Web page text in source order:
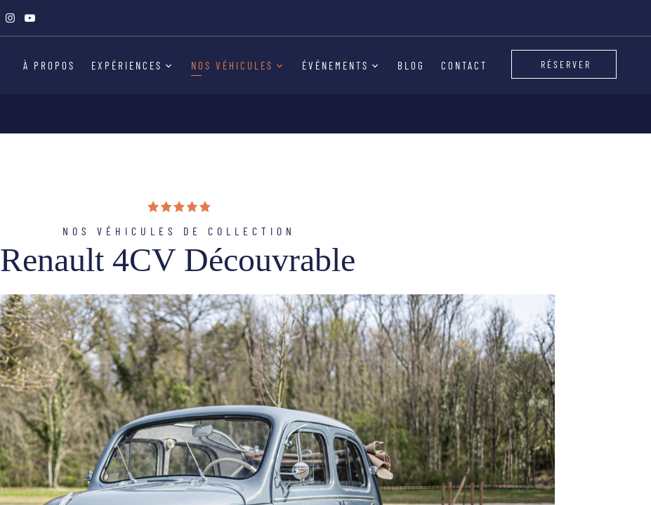
RÉSERVER
À PROPOS EXPÉRIENCES NOS VÉHICULES ÉVÉNEMENTS BLOG CONTACT
Renault 4CV Découvrable
NOS VÉHICULES DE COLLECTION
Renault 4CV Découvrable